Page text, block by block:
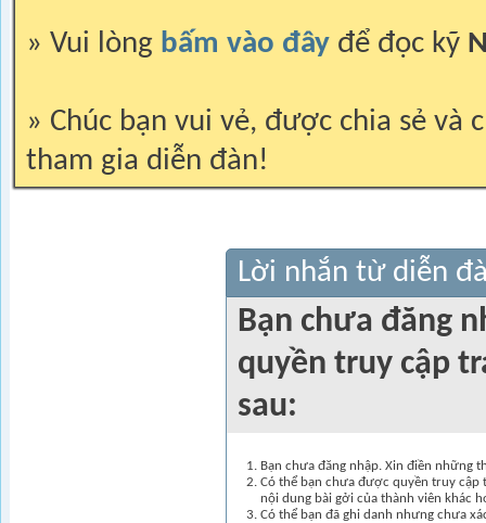
» Vui lòng bấm vào đây để đọc kỹ
» Chúc bạn vui vẻ, được chia sẻ và
tham gia diễn đàn!
Lời nhắn từ diễn
Bạn chưa đăng
quyền truy cập
sau:
Bạn chưa đăng nhập. Xin điền những
Có thể bạn chưa được quyền truy cập
nội dung bài gởi của thành viên khác
Có thể bạn đã ghi danh nhưng chưa